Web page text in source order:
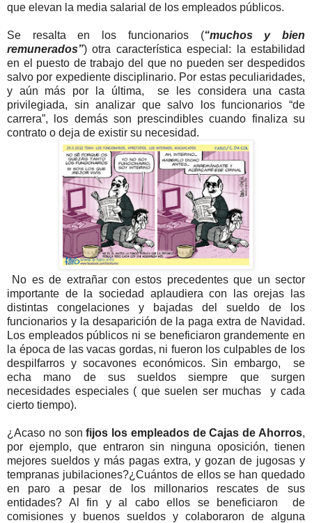
que elevan la media salarial de los empleados públicos.
Se resalta en los funcionarios (“muchos y bien
remunerados”) otra característica especial: la estabilidad
en el puesto de trabajo del que no pueden ser despedidos
salvo por expediente disciplinario. Por estas peculiaridades,
y aún más por la última, se les considera una casta
privilegiada, sin analizar que salvo los funcionarios “de
carrera”, los demás son prescindibles cuando finaliza su
contrato o deja de existir su necesidad.
No es de extrañar con estos precedentes que un sector
importante de la sociedad aplaudiera con las orejas las
distintas congelaciones y bajadas del sueldo de los
funcionarios y la desaparición de la paga extra de Navidad.
Los empleados públicos ni se beneficiaron grandemente en
la época de las vacas gordas, ni fueron los culpables de los
despilfarros y socavones económicos. Sin embargo, se
echa mano de sus sueldos siempre que surgen
necesidades especiales ( que suelen ser muchas y cada
cierto tiempo).
¿Acaso no sonfijos los empleados de Cajas de Ahorros,
por ejemplo, que entraron sin ninguna oposición, tienen
mejores sueldos y más pagas extra, y gozan de jugosas y
tempranas jubilaciones?¿Cuántos de ellos se han quedado
en paro a pesar de los millonarios rescates de sus
entidades? Al fin y al cabo ellos se beneficiaron de
comisiones y buenos sueldos y colaboraron de alguna